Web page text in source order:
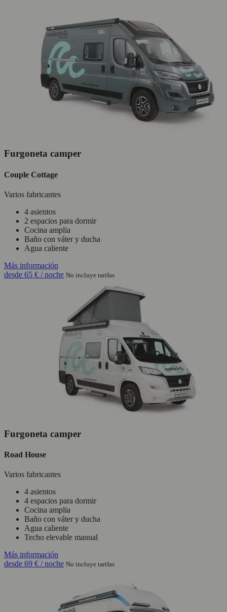
Furgoneta camper
Couple Cottage
Varios fabricantes
4 asientos
2 espacios para dormir
Cocina amplia
Baño con váter y ducha
Agua caliente
Más información
desde 65 € / noche No incluye tarifas
Furgoneta camper
Road House
Varios fabricantes
4 asientos
4 espacios para dormir
Cocina amplia
Baño con váter y ducha
Agua caliente
Techo elevable manual
Más información
desde 69 € / noche No incluye tarifas